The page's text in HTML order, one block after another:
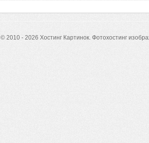
© 2010 - 2026 Хостинг Картинок. Фотохостинг